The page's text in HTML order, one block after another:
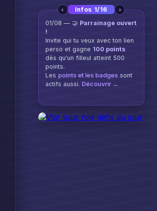
‹ Infos 2/16 ›
21/07 — 👑 Nouveau jeu !
Hexa Conquête
sors de ton territoire, boucle
autour des hexagones
convoités et reviens chez toi
pour tout capturer. Coupe les
traces adverses, et tiens ton
règne pour remporter la